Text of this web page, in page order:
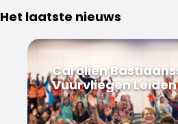
Het laatste nieuws
Carolien
Vuurvliegen Leiden